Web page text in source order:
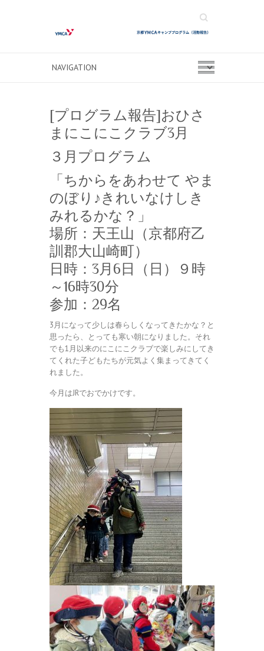
Search
[プログラム報告]おひさ
まにこにこクラブ3月
３月プログラム
「ちからをあわせて やま
のぼり♪きれいなけしき
みれるかな？」
場所：天王山（京都府乙
訓郡大山崎町）
日時：3月6日（日）９時
～16時30分
参加：29名
3月になって少しは春らしくなってきたかな？と
思ったら、とっても寒い朝になりました。それ
でも1月以来のにこにこクラブで楽しみにしてき
てくれた子どもたちが元気よく集まってきてく
れました。
今月はJRでおでかけです。